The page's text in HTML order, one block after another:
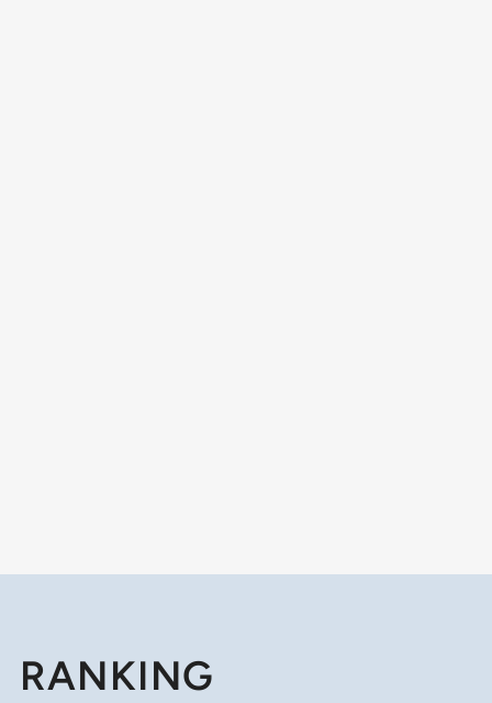
RANKING